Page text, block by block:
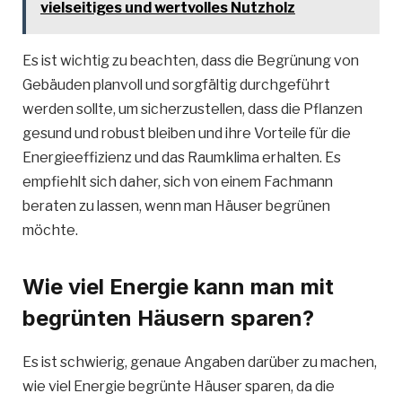
vielseitiges und wertvolles Nutzholz
Es ist wichtig zu beachten, dass die Begrünung von
Gebäuden planvoll und sorgfältig durchgeführt
werden sollte, um sicherzustellen, dass die Pflanzen
gesund und robust bleiben und ihre Vorteile für die
Energieeffizienz und das Raumklima erhalten. Es
empfiehlt sich daher, sich von einem Fachmann
beraten zu lassen, wenn man Häuser begrünen
möchte.
Wie viel Energie kann man mit
begrünten Häusern sparen?
Es ist schwierig, genaue Angaben darüber zu machen,
wie viel Energie begrünte Häuser sparen, da die